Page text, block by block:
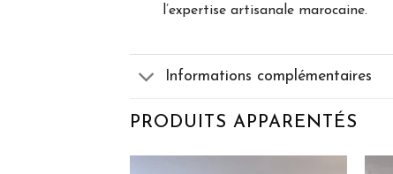
l’expertise artisanale marocaine.
Informations complémentaires
PRODUITS APPARENTÉS